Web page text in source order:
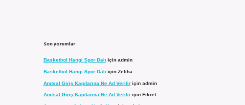
Son yorumlar
Basketbol Hangi Spor Dalı için admin
Basketbol Hangi Spor Dalı için Zeliha
Anıtsal Giriş Kapılarına Ne Ad Veriliriçin admin
Anıtsal Giriş Kapılarına Ne Ad Veriliriçin Fikret